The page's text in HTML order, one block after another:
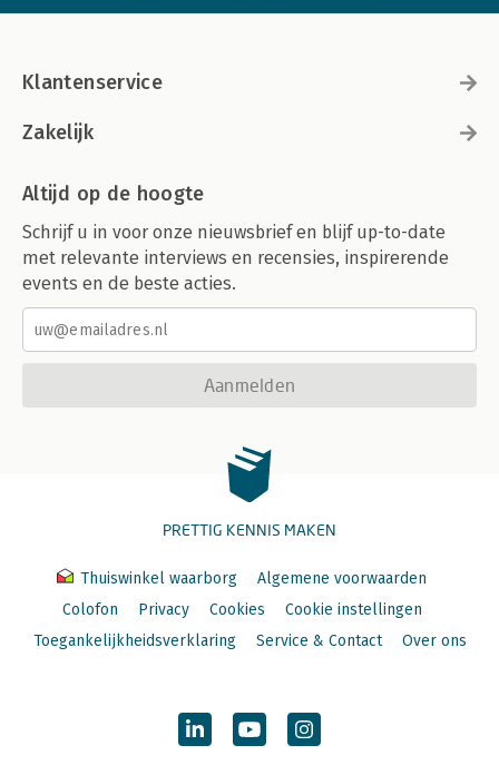
Klantenservice
Zakelijk
Altijd op de hoogte
Schrijf u in voor onze nieuwsbrief en blijf up-to-date
met relevante interviews en recensies, inspirerende
events en de beste acties.
Aanmelden
PRETTIG KENNIS MAKEN
Thuiswinkel waarborg
Algemene voorwaarden
Colofon
Privacy Cookies
Cookie instellingen
Toegankelijkheidsverklaring
Service & Contact Over ons